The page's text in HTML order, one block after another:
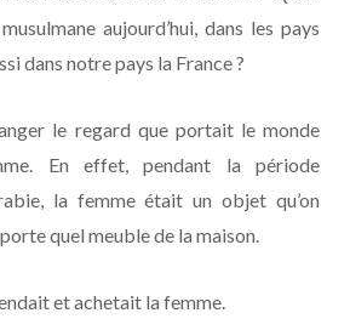
aujourd’hui, dans les pays
dans notre pays la France ?
le regard que portait le monde
En effet, pendant la période
la femme était un objet qu’on
quel meuble de la maison.
et achetait la femme.